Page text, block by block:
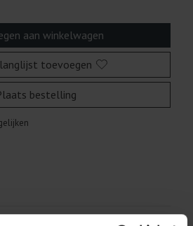
aan winkelwagen
toevoegen
bestelling